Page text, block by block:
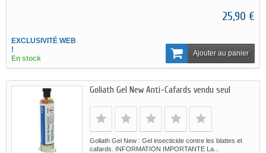
25,90 €
EXCLUSIVITÉ WEB
!
En stock
Ajouter au panier
Goliath Gel New Anti-Cafards vendu seul
Goliath Gel New : Gel insecticide contre les blattes et
cafards. INFORMATION IMPORTANTE La...